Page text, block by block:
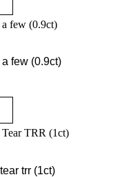
few (0.9ct)
trr (1ct)